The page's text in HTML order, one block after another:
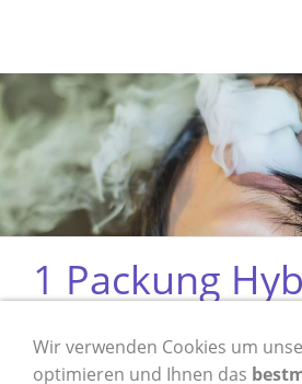
1 Packung
Supreme
Wir verwenden Cookies um
optimieren und Ihnen das